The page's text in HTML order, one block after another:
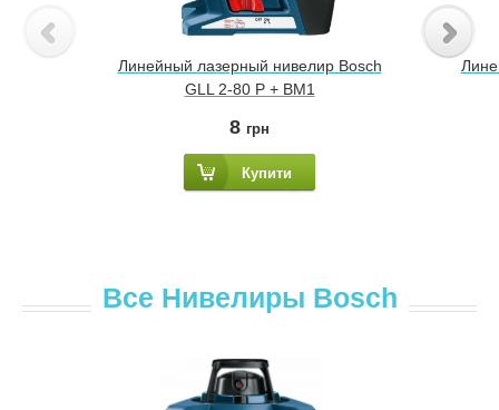
Линейный лазерный нивелир Bosch
GLL 2-80 P + BM1
8 грн
Купити
Все Нивелиры Bosch